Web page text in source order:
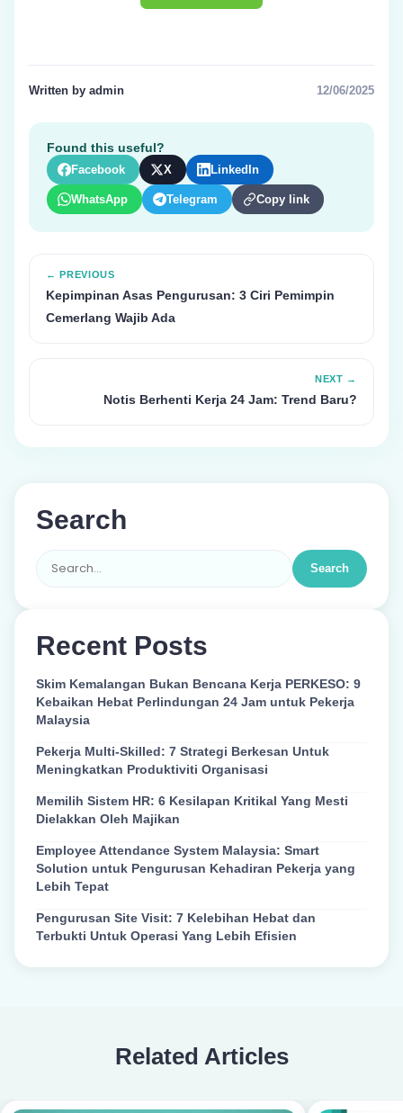
Written by admin 12/06/2025
Found this useful?
Facebook X LinkedIn
WhatsApp Telegram Copy link
← PREVIOUS
Kepimpinan Asas Pengurusan: 3 Ciri Pemimpin
Cemerlang Wajib Ada
NEXT →
Notis Berhenti Kerja 24 Jam: Trend Baru?
Search
Search
Recent Posts
Skim Kemalangan Bukan Bencana Kerja PERKESO: 9
Kebaikan Hebat Perlindungan 24 Jam untuk Pekerja
Malaysia
Pekerja Multi-Skilled: 7 Strategi Berkesan Untuk
Meningkatkan Produktiviti Organisasi
Memilih Sistem HR: 6 Kesilapan Kritikal Yang Mesti
Dielakkan Oleh Majikan
Employee Attendance System Malaysia: Smart
Solution untuk Pengurusan Kehadiran Pekerja yang
Lebih Tepat
Pengurusan Site Visit: 7 Kelebihan Hebat dan
Terbukti Untuk Operasi Yang Lebih Efisien
Related Articles